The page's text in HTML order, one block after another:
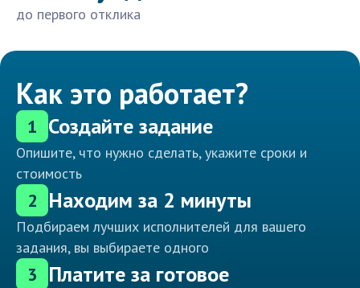
до первого отклика
Как это работает?
1 Создайте задание
Опишите, что нужно сделать, укажите сроки и
стоимость
2 Находим за 2 минуты
Подбираем лучших исполнителей для вашего
задания, вы выбираете одного
3 Платите за готовое